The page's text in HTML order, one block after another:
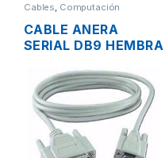
Cables, Computación
CABLE ANERA
SERIAL DB9 HEMBRA
MACHO 1.8MTS